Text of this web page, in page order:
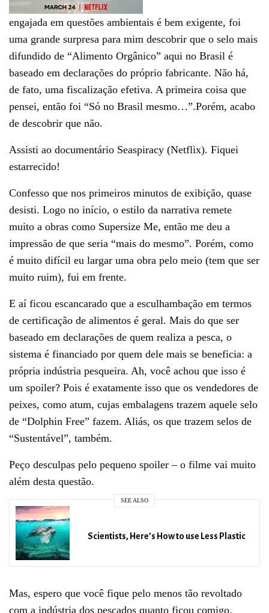
engajada em questões ambientais é bem exigente, foi
uma grande surpresa para mim descobrir que o selo mais
difundido de “Alimento Orgânico” aqui no Brasil é
baseado em declarações do próprio fabricante. Não há,
de fato, uma fiscalização efetiva. A primeira coisa que
pensei, então foi “Só no Brasil mesmo…”.Porém, acabo
de descobrir que não.
Assisti ao documentário Seaspiracy (Netflix). Fiquei
estarrecido!
Confesso que nos primeiros minutos de exibição, quase
desisti. Logo no início, o estilo da narrativa remete
muito a obras como Supersize Me, então me deu a
impressão de que seria “mais do mesmo”. Porém, como
é muito difícil eu largar uma obra pelo meio (tem que ser
muito ruim), fui em frente.
E aí ficou escancarado que a esculhambação em termos
de certificação de alimentos é geral. Mais do que ser
baseado em declarações de quem realiza a pesca, o
sistema é financiado por quem dele mais se beneficia: a
própria indústria pesqueira. Ah, você achou que isso é
um spoiler? Pois é exatamente isso que os vendedores de
peixes, como atum, cujas embalagens trazem aquele selo
de “Dolphin Free” fazem. Aliás, os que trazem selos de
“Sustentável”, também.
Peço desculpas pelo pequeno spoiler – o filme vai muito
além desta questão.
SEE ALSO
Scientists, Here’s How to use Less Plastic
Mas, espero que você fique pelo menos tão revoltado
com a indústria dos pescados quanto ficou comigo.